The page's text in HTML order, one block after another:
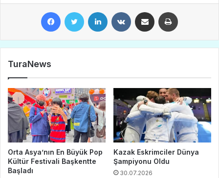
TuraNews
Orta Asya’nın En Büyük Pop
Kültür Festivali Başkentte
Başladı
Kazak Eskrimciler Dünya
Şampiyonu Oldu
30.07.2026